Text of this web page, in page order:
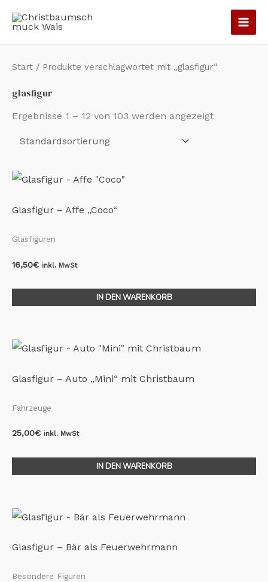
Inhalt
Start / Produkte verschlagwortet mit „glasfigur“
glasfigur
Ergebnisse 1 – 12 von 103 werden angezeigt
Glasfigur – Affe „Coco“
Glasfiguren
16,50€ inkl. MwSt
IN DEN WARENKORB
Glasfigur – Auto „Mini“ mit Christbaum
Fahrzeuge
25,00€ inkl. MwSt
IN DEN WARENKORB
Glasfigur – Bär als Feuerwehrmann
Besondere Figuren